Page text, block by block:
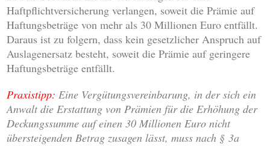
Haftpflichtversicherung verlangen, soweit die Prämie auf
Haftungsbeträge von mehr als 30 Millionen Euro entfällt.
Daraus ist zu folgern, dass kein gesetzlicher Anspruch auf
Auslagenersatz besteht, soweit die Prämie auf geringere
Haftungsbeträge entfällt.
Praxistipp: Eine Vergütungsvereinbarung, in der sich ein
Anwalt die Erstattung von Prämien für die Erhöhung der
Deckungssumme auf einen 30 Millionen Euro nicht
übersteigenden Betrag zusagen lässt, muss nach § 3a